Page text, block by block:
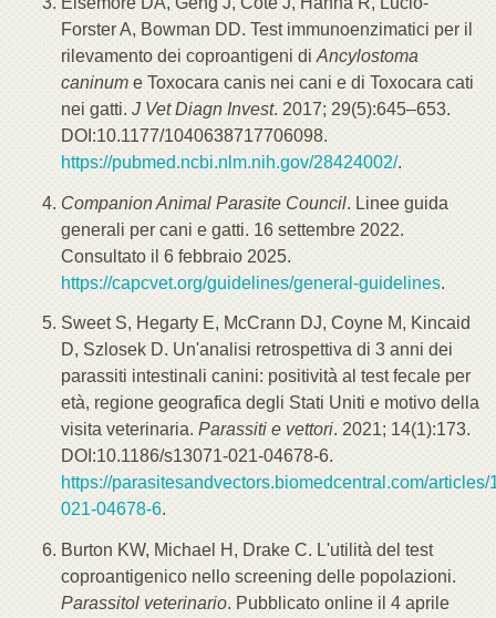
Forster A, Bowman DD. Test immunoenzimatici per il
rilevamento dei coproantigeni di Ancylostoma
caninum e Toxocara canis nei cani e di Toxocara cati
nei gatti. J Vet Diagn Invest. 2017; 29(5):645–653.
DOI:10.1177/1040638717706098.
https://pubmed.ncbi.nlm.nih.gov/28424002/.
Companion Animal Parasite Council. Linee guida
generali per cani e gatti. 16 settembre 2022.
Consultato il 6 febbraio 2025.
https://capcvet.org/guidelines/general-guidelines.
Sweet S, Hegarty E, McCrann DJ, Coyne M, Kincaid
D, Szlosek D. Un'analisi retrospettiva di 3 anni dei
parassiti intestinali canini: positività al test fecale per
età, regione geografica degli Stati Uniti e motivo della
visita veterinaria. Parassiti e vettori. 2021; 14(1):173.
DOI:10.1186/s13071-021-04678-6.
https://parasitesandvectors.biomedcentral.com/articles/
021-04678-6.
Burton KW, Michael H, Drake C. L'utilità del test
coproantigenico nello screening delle popolazioni.
Parassitol veterinario. Pubblicato online il 4 aprile